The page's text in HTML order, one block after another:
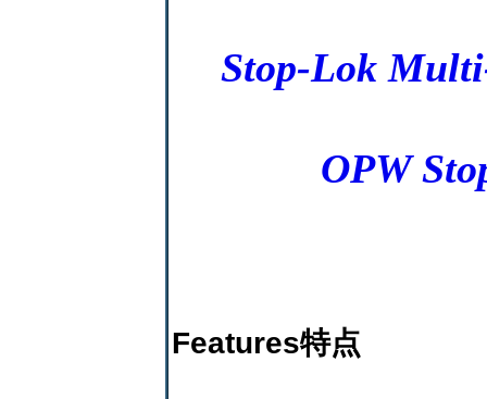
Stop-Lok
OPW
Features特点